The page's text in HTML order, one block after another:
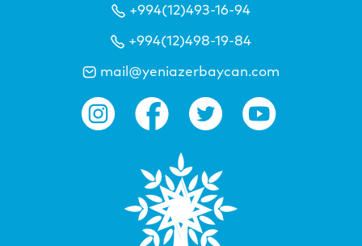
+994(12)493-16-94
+994(12)498-19-84
mail@yeniazerbaycan.com